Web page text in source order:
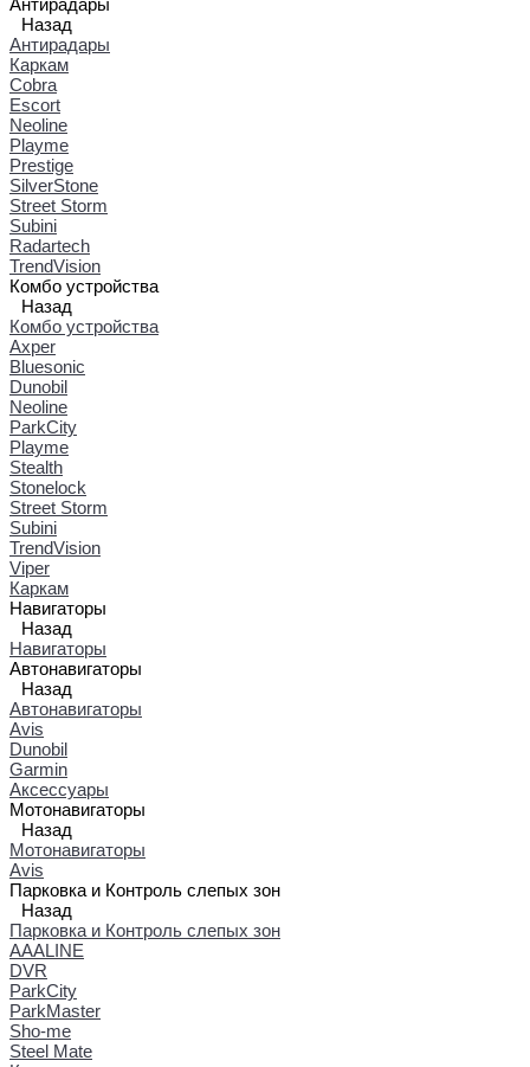
Назад
Антирадары
Каркам
Cobra
Escort
Neoline
Playme
Prestige
SilverStone
Street Storm
Subini
Radartech
TrendVision
Комбо устройства
Назад
Комбо устройства
Axper
Bluesonic
Dunobil
Neoline
ParkCity
Playme
Stealth
Stonelock
Street Storm
Subini
TrendVision
Viper
Каркам
Навигаторы
Назад
Навигаторы
Автонавигаторы
Назад
Автонавигаторы
Avis
Dunobil
Garmin
Аксессуары
Мотонавигаторы
Назад
Мотонавигаторы
Avis
Парковка и Контроль слепых зон
Назад
Парковка и Контроль слепых зон
AAALINE
DVR
ParkCity
ParkMaster
Sho-me
Steel Mate